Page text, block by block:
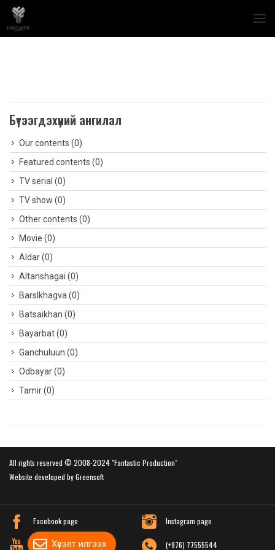
Бүтээгдэхүүний ангилал
Our contents (0)
Featured contents (0)
TV serial (0)
TV show (0)
Other contents (0)
Movie (0)
Aldar(0)
Altanshagai (0)
Barslkhagva (0)
Batsaikhan (0)
Bayarbat(0)
Ganchuluun (0)
Odbayar(0)
Tamir(0)
Facebook page Instagram page
Youtube channel (+976) 77555544
All rights reserved © 2008-2024 "Fantastic Production"
Website developed by Greensoft
Хүсэлт илгээх